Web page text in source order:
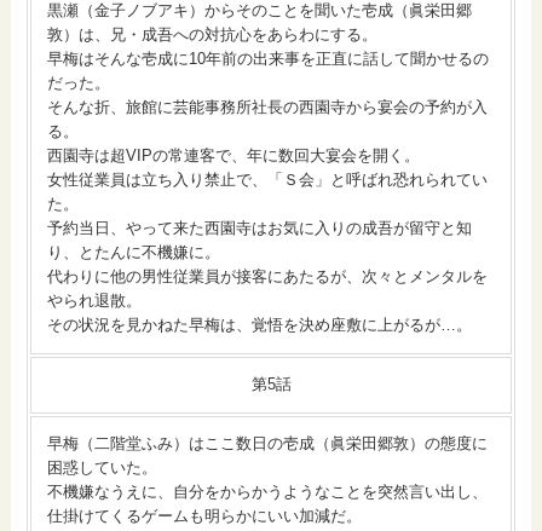
黒瀬（金子ノブアキ）からそのことを聞いた壱成（眞栄田郷
敦）は、兄・成吾への対抗心をあらわにする。
早梅はそんな壱成に10年前の出来事を正直に話して聞かせるの
だった。
そんな折、旅館に芸能事務所社長の西園寺から宴会の予約が入
る。
西園寺は超VIPの常連客で、年に数回大宴会を開く。
女性従業員は立ち入り禁止で、「Ｓ会」と呼ばれ恐れられてい
た。
予約当日、やって来た西園寺はお気に入りの成吾が留守と知
り、とたんに不機嫌に。
代わりに他の男性従業員が接客にあたるが、次々とメンタルを
やられ退散。
その状況を見かねた早梅は、覚悟を決め座敷に上がるが…。
第5話
早梅（二階堂ふみ）はここ数日の壱成（眞栄田郷敦）の態度に
困惑していた。
不機嫌なうえに、自分をからかうようなことを突然言い出し、
仕掛けてくるゲームも明らかにいい加減だ。